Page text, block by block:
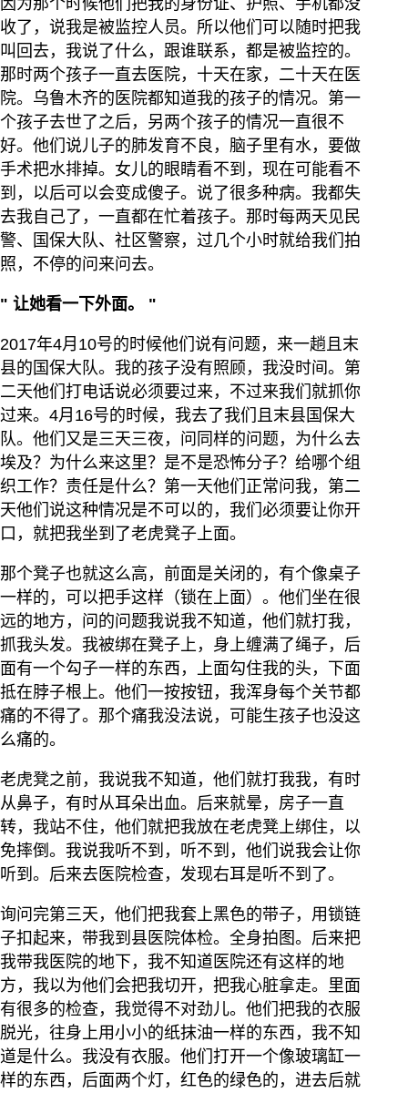
收了，说我是被监控人员。所以他们可以随时把我
叫回去，我说了什么，跟谁联系，都是被监控的。
那时两个孩子一直去医院，十天在家，二十天在医
院。乌鲁木齐的医院都知道我的孩子的情况。第一
个孩子去世了之后，另两个孩子的情况一直很不
好。他们说儿子的肺发育不良，脑子里有水，要做
手术把水排掉。女儿的眼睛看不到，现在可能看不
到，以后可以会变成傻子。说了很多种病。我都失
去我自己了，一直都在忙着孩子。那时每两天见民
警、国保大队、社区警察，过几个小时就给我们拍
照，不停的问来问去。
" 让她看一下外面。 "
2017年4月10号的时候他们说有问题，来一趟且末
县的国保大队。我的孩子没有照顾，我没时间。第
二天他们打电话说必须要过来，不过来我们就抓你
过来。4月16号的时候，我去了我们且末县国保大
队。他们又是三天三夜，问同样的问题，为什么去
埃及？为什么来这里？是不是恐怖分子？给哪个组
织工作？责任是什么？第一天他们正常问我，第二
天他们说这种情况是不可以的，我们必须要让你开
口，就把我坐到了老虎凳子上面。
那个凳子也就这么高，前面是关闭的，有个像桌子
一样的，可以把手这样（锁在上面）。他们坐在很
远的地方，问的问题我说我不知道，他们就打我，
抓我头发。我被绑在凳子上，身上缠满了绳子，后
面有一个勾子一样的东西，上面勾住我的头，下面
抵在脖子根上。他们一按按钮，我浑身每个关节都
痛的不得了。那个痛我没法说，可能生孩子也没这
么痛的。
老虎凳之前，我说我不知道，他们就打我我，有时
从鼻子，有时从耳朵出血。后来就晕，房子一直
转，我站不住，他们就把我放在老虎凳上绑住，以
免摔倒。我说我听不到，听不到，他们说我会让你
听到。后来去医院检查，发现右耳是听不到了。
询问完第三天，他们把我套上黑色的带子，用锁链
子扣起来，带我到县医院体检。全身拍图。后来把
我带我医院的地下，我不知道医院还有这样的地
方，我以为他们会把我切开，把我心脏拿走。里面
有很多的检查，我觉得不对劲儿。他们把我的衣服
脱光，往身上用小小的纸抹油一样的东西，我不知
道是什么。我没有衣服。他们打开一个像玻璃缸一
样的东西，后面两个灯，红色的绿色的，进去后就